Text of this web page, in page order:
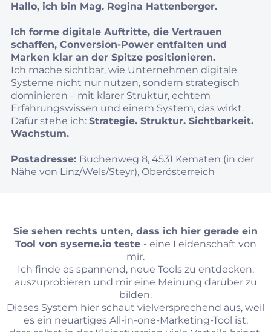
Hallo, ich bin Mag. Regina Hattenberger.
Ich forme digitale Auftritte, die Vertrauen
schaffen, Conversion‑Power entfalten und
Marken klar an der Spitze positionieren.
Ich mache sichtbar, wie Unternehmen digitale
Systeme nicht nur nutzen, sondern strategisch
dominieren – mit klarer Struktur, echtem
Erfahrungswissen und einem System, das wirkt.
Dafür stehe ich: Strategie. Struktur. Sichtbarkeit.
Wachstum.
Postadresse: Buchenweg 8, 4531 Kematen (in der
Nähe von Linz/Wels/Steyr), Oberösterreich
Sie sehen rechts unten, dass ich hier gerade ein
Tool von syseme.ioteste - eine Leidenschaft von
mir.
Ich finde es spannend, neue Tools zu entdecken,
auszuprobieren und mir eine Meinung darüber zu
bilden.
Dieses System hier schaut vielversprechend aus, weil
es ein neuartiges All-in-one-Marketing-Tool ist,